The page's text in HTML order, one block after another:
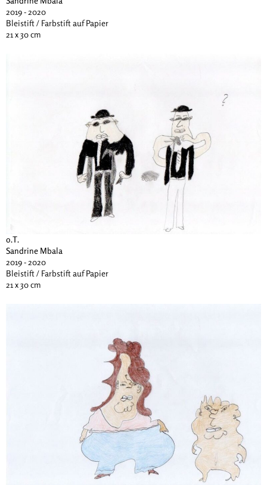
2019 - 2020
Bleistift / Farbstift auf Papier
21 x 30 cm
o.T.
Sandrine Mbala
2019 - 2020
Bleistift / Farbstift auf Papier
21 x 30 cm